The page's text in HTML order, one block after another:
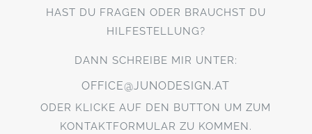
HAST DU FRAGEN ODER BRAUCHST DU
HILFESTELLUNG?
DANN SCHREIBE MIR UNTER:
OFFICE@JUNODESIGN.AT
ODER KLICKE AUF DEN BUTTON UM ZUM
KONTAKTFORMULAR ZU KOMMEN.